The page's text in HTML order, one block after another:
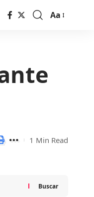
Font
Aa
1 Min Read
Buscar